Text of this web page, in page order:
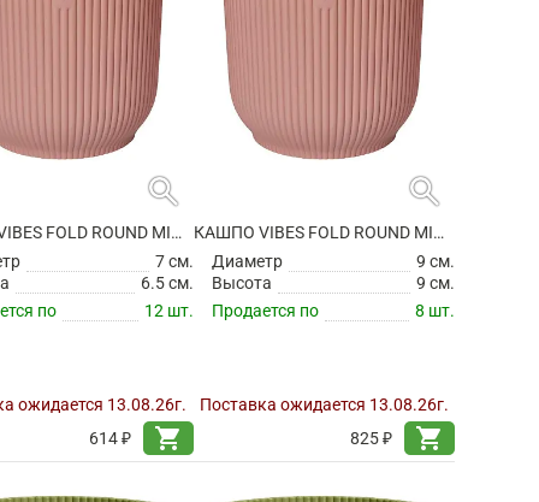
search
КАШПО VIBES FOLD ROUND MINI DELICATE PINK
7 см.
6.5 см.
по
12 шт.
ожидается 13.08.26г.
614 ₽
shopping_cart
search
КАШПО VIBES FOLD ROUND MINI DELICATE PINK
Диаметр
9 см.
Высота
9 см.
Продается по
8 шт.
Поставка ожидается 13.08.26г.
825 ₽
shopping_cart